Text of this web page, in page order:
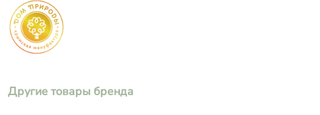
Другие товары бренда